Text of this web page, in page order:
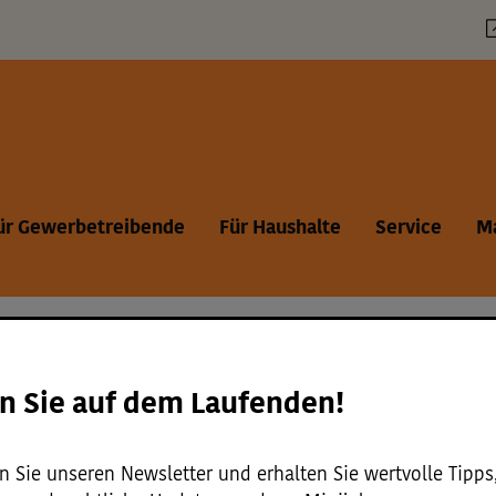
Gewerbetreibende Für Haushalte Service
Sie auf dem Laufenden!
Sie unseren Newsletter und erhalten Sie wertvolle